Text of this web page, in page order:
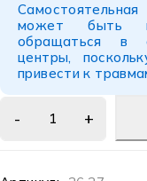
может быть
обращаться в
центры,
привести к